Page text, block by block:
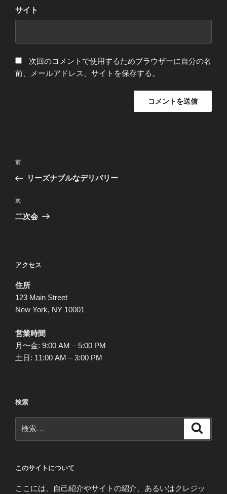
サイト
次回のコメントで使用するためブラウザーに自分の名
前、メールアドレス、サイトを保存する。
投
ナ
ビ
ゲ
ン
前
の
稿
前
リーズナブルなデリバリー
次
の
次
二次会
アクセス
住所
123 Main Street
New York, NY 10001
営業時間
月〜金: 9:00 AM – 5:00 PM
土日: 11:00 AM – 3:00 PM
検索
索:
このサイトについて
ここには、自己紹介やサイトの紹介、あるいはクレジッ